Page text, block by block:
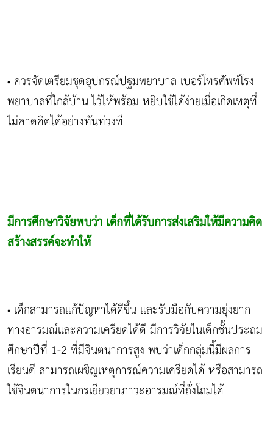
• ควรจัดเตรียมชุดอุปกรณ์ปฐมพยาบาล เบอร์โทรศัพท์โรง
พยาบาลที่ใกล้บ้าน ไว้ไห้พร้อม หยิบใช้ได้ง่ายเมื่อเกิดเหตุที่
ไม่คาดคิดได้อย่างทันท่วงที
มีการศึกษาวิจัยพบว่า เด็กที่ได้รับการส่งเสริมให้มีความคิด
สร้างสรรค์จะทำให้
• เด็กสามารถแก้ปัญหาได้ดีขึ้น และรับมือกับความยุ่งยาก
ทางอารมณ์และความเครียดได้ดี มีการวิจัยในเด็กชั้นประถม
ศึกษาปีที่ 1-2 ที่มีจินตนาการสูง พบว่าเด็กกลุ่มนี้มีผลการ
เรียนดี สามารถเผชิญเหตุการณ์ความเครียดได้ หรือสามารถ
ใช้จินตนาการในกรเยียวยาภาวะอารมณ์ที่ถั่งโถมได้